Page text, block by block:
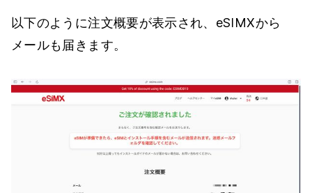
以下のように注文概要が表示され、eSIMXから
メールも届きます。